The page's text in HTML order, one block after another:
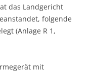
das Landgericht
folgende
(Anlage R 1,
mit